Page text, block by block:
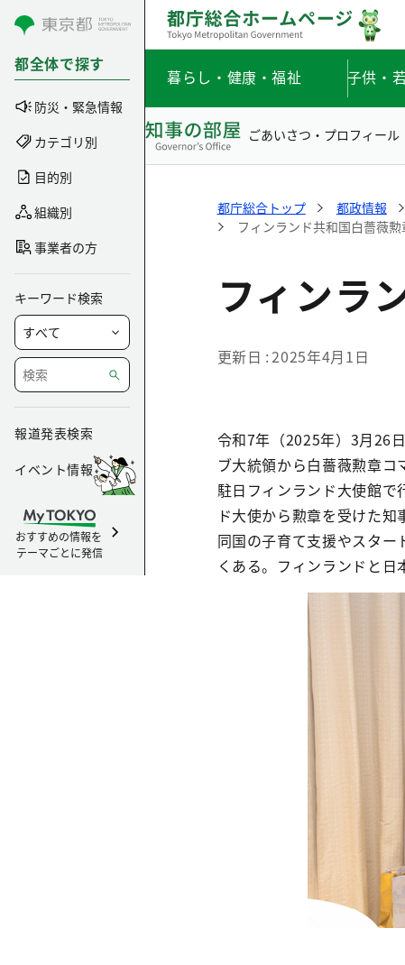
コンテンツにスキップ
都全体で探す
防災・緊急情報
カテゴリ別
目的別
組織別
事業者の方
キーワード検索
報道発表検索
イベント情報
おすすめの情報を
テーマごとに発信
暮らし・健康・福祉 子供・
ごあいさつ・プロフィール
都庁総合トップ 都政情報
フィンランド共和国白薔薇
フィンラ
更新日 2025年4月1日
令和7年（2025年）3月26
ブ大統領から白薔薇勲章コ
駐日フィンランド大使館
ド大使から勲章を受けた知
同国の子育て支援やスタ
くある。フィンランドと日